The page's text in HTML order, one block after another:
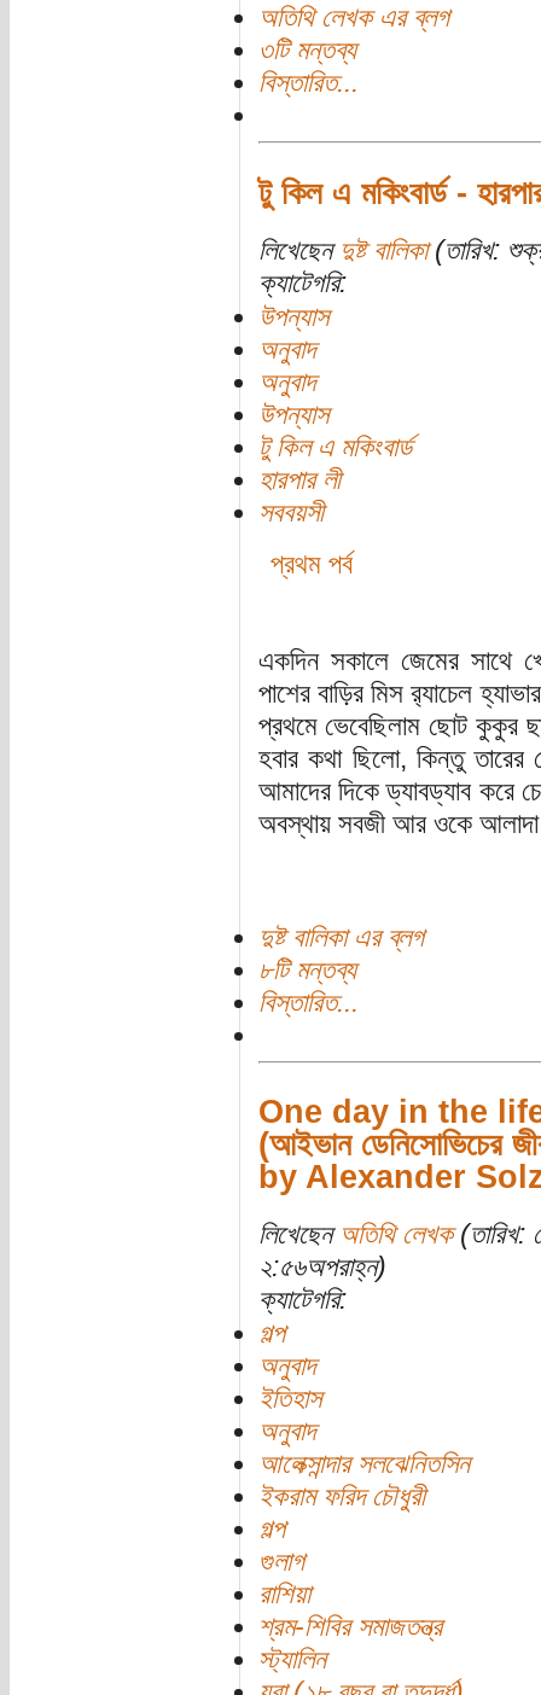
অতিথি লেখক এর ব্লগ
৩টি মন্তব্য
বিস্তারিত...
টু কিল এ মকিংবার্ড -
লিখেছেন দুষ্ট বালিকা(তারিখ:
ক্যাটেগরি:
উপন্যাস
অনুবাদ
অনুবাদ
উপন্যাস
টু কিল এ মকিংবার্ড
হারপার লী
সববয়সী
প্রথম পর্ব
একদিন সকালে জেমের সাথে
পাশের বাড়ির মিস র‍্যাচেল
প্রথমে ভেবেছিলাম ছোট কুকুর
হবার কথা ছিলো, কিন্তু তারের
আমাদের দিকে ড্যাবড্যাব করে
অবস্থায় সবজী আর ওকে আলাদা
দুষ্ট বালিকা এর ব্লগ
৮টি মন্তব্য
বিস্তারিত...
One day in the
(আইভান ডেনিসোভিচের
by Alexander
লিখেছেন অতিথি লেখক(তারিখ:
২:৫৬অপরাহ্ন)
ক্যাটেগরি:
গল্প
অনুবাদ
ইতিহাস
অনুবাদ
আলেক্সান্দার সলঝেনিতসিন
ইকরাম ফরিদ চৌধুরী
গল্প
গুলাগ
রাশিয়া
শ্রম-শিবির সমাজতন্ত্র
স্ট্যালিন